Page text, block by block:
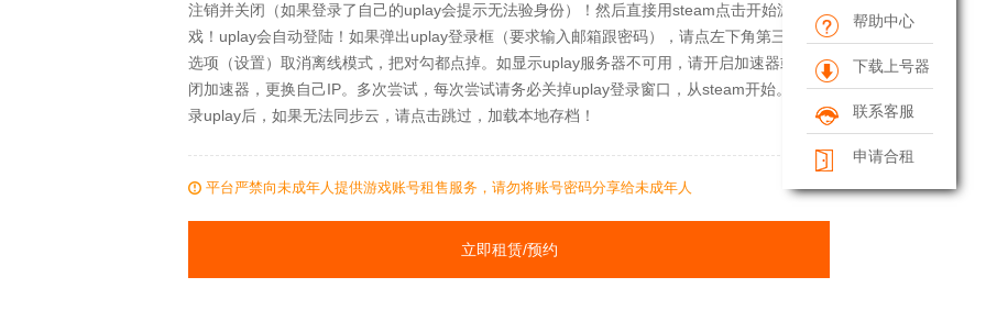
注销并关闭（如果登录了自己的uplay会提示无法验身份）！然后直接用steam点击开始游
戏！uplay会自动登陆！如果弹出uplay登录框（要求输入邮箱跟密码），请点左下角第三个
选项（设置）取消离线模式，把对勾都点掉。如显示uplay服务器不可用，请开启加速器或关
闭加速器，更换自己IP。多次尝试，每次尝试请务必关掉uplay登录窗口，从steam开始。登
录uplay后，如果无法同步云，请点击跳过，加载本地存档！
平台严禁向未成年人提供游戏账号租售服务，请勿将账号密码分享给未成年人
立即租赁/预约
帮助中心
下载上号器
联系客服
申请合租